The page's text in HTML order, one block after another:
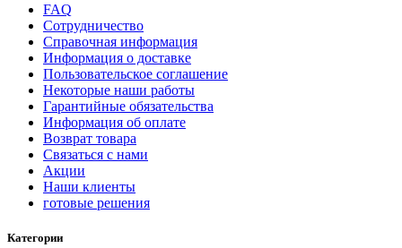
FAQ
Сотрудничество
Справочная информация
Информация о доставке
Пользовательское соглашение
Некоторые наши работы
Гарантийные обязательства
Информация об оплате
Возврат товара
Связаться с нами
Акции
Наши клиенты
готовые решения
Категории